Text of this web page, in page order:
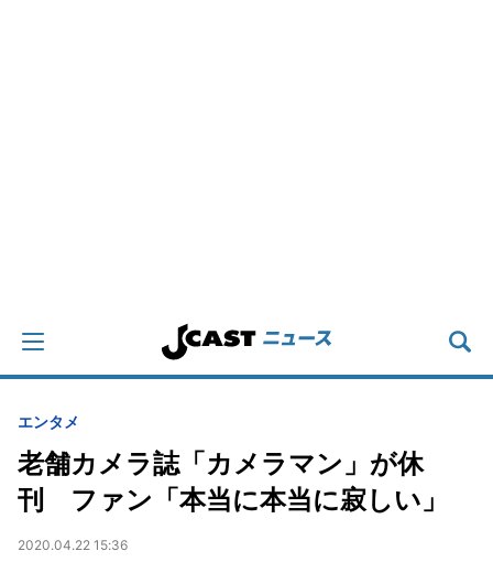
エンタメ
老舗カメラ誌「カメラマン」が休
刊 ファン「本当に本当に寂しい」
2020.04.22 15:36